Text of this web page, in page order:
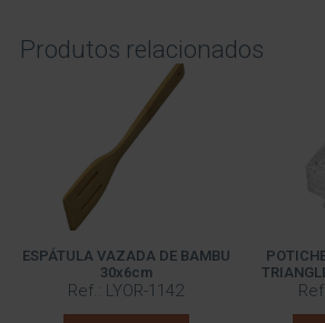
Produtos relacionados
ESPÁTULA VAZADA DE BAMBU
30x6cm
Ref.: LYOR-1142